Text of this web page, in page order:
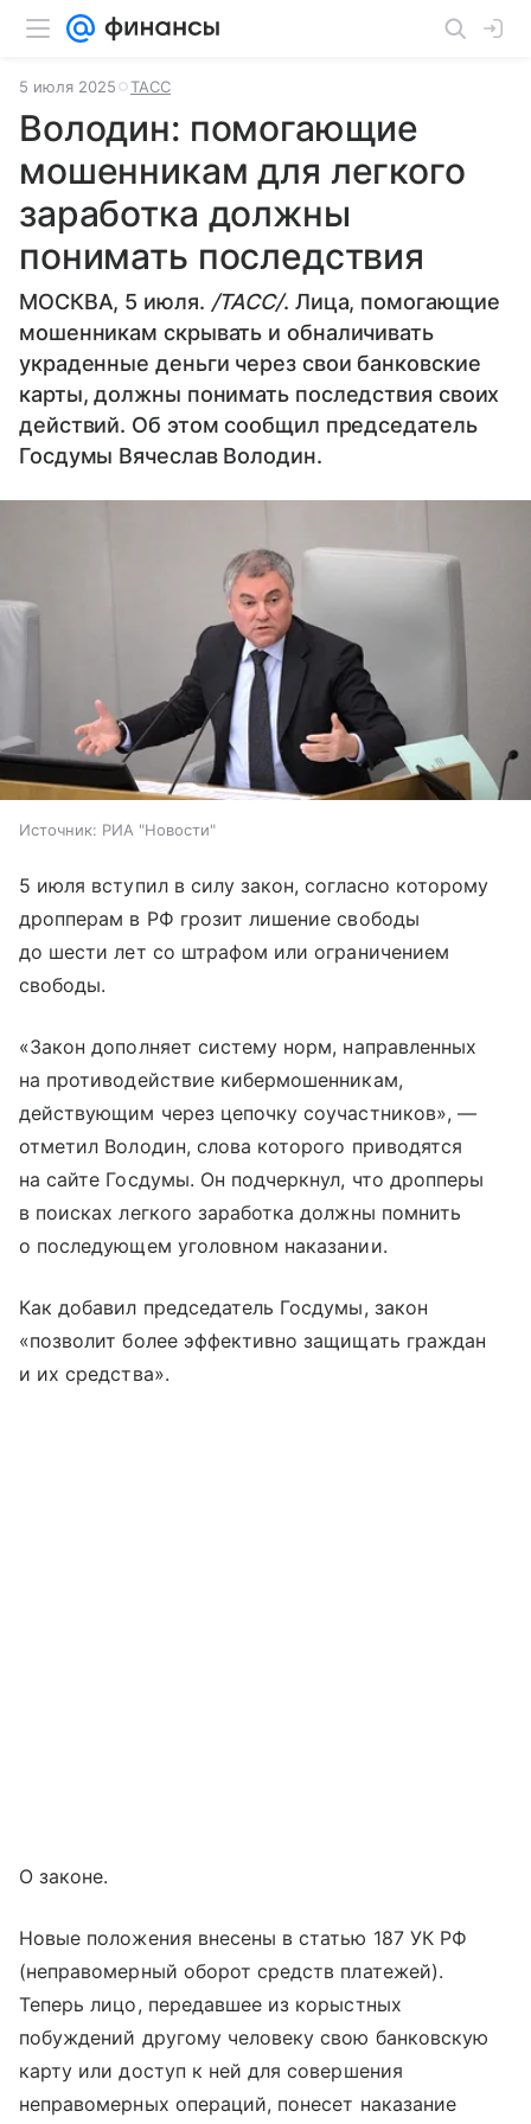
5 июля 2025 ТАСС
Володин: помогающие
мошенникам для легкого
заработка должны
понимать последствия
МОСКВА, 5 июля. /ТАСС/. Лица, помогающие
мошенникам скрывать и обналичивать
украденные деньги через свои банковские
карты, должны понимать последствия своих
действий. Об этом сообщил председатель
Госдумы Вячеслав Володин.
Источник: РИА "Новости"
5 июля вступил в силу закон, согласно которому
дропперам в РФ грозит лишение свободы
до шести лет со штрафом или ограничением
свободы.
«Закон дополняет систему норм, направленных
на противодействие кибермошенникам,
действующим через цепочку соучастников», —
отметил Володин, слова которого приводятся
на сайте Госдумы. Он подчеркнул, что дропперы
в поисках легкого заработка должны помнить
о последующем уголовном наказании.
Как добавил председатель Госдумы, закон
«позволит более эффективно защищать граждан
и их средства».
О законе.
Новые положения внесены в статью 187 УК РФ
(неправомерный оборот средств платежей).
Теперь лицо, передавшее из корыстных
побуждений другому человеку свою банковскую
карту или доступ к ней для совершения
неправомерных операций, понесет наказание